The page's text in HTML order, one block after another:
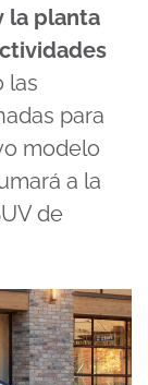
la planta
las
para
modelo
a la
de